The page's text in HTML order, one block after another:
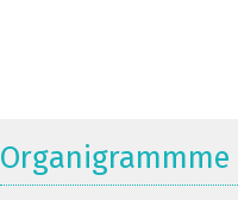
Organigrammme